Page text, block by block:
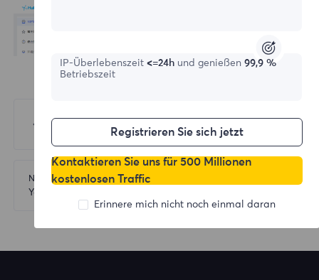
Vorherige
AdsPower
Nächste
YangTaoBrowser
IP-Überlebenszeit<=24h und genießen99,9 %
Betriebszeit
Registrieren Sie sich jetzt
Kontaktieren Sie uns für 500 Millionen
kostenlosen Traffic
Erinnere mich nicht noch einmal daran